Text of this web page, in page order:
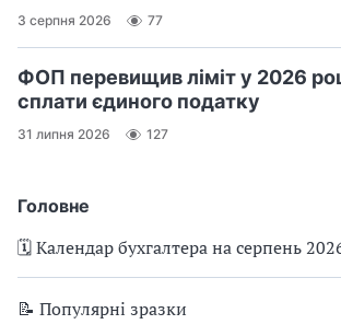
Головне
🗓️ Календар бухгалтера на серпень
📝 Популярні зразки
3 серпня 2026 77
ФОП перевищив ліміт у 2026
сплати єдиного податку
31 липня 2026 127